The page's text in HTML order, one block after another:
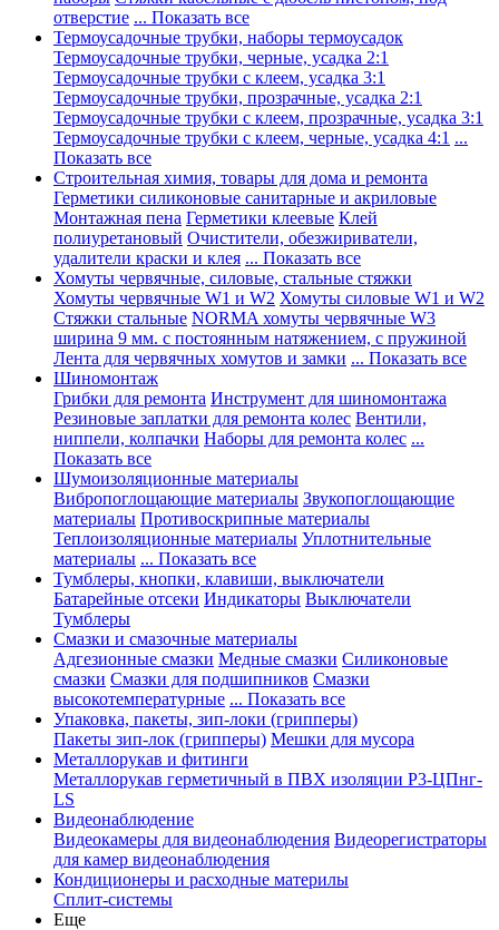
отверстие ... Показать все
Термоусадочные трубки, наборы термоусадок
Термоусадочные трубки, черные, усадка 2:1
Термоусадочные трубки с клеем, усадка 3:1
Термоусадочные трубки, прозрачные, усадка 2:1
Термоусадочные трубки с клеем, прозрачные, усадка 3:1
Термоусадочные трубки с клеем, черные, усадка 4:1 ...
Показать все
Строительная химия, товары для дома и ремонта
Герметики силиконовые санитарные и акриловые
Монтажная пена Герметики клеевые Клей
полиуретановый Очистители, обезжириватели,
удалители краски и клея ... Показать все
Хомуты червячные, силовые, стальные стяжки
Хомуты червячные W1 и W2 Хомуты силовые W1 и W2
Стяжки стальные NORMA хомуты червячные W3
ширина 9 мм. с постоянным натяжением, с пружиной
Лента для червячных хомутов и замки ... Показать все
Шиномонтаж
Грибки для ремонта Инструмент для шиномонтажа
Резиновые заплатки для ремонта колес Вентили,
ниппели, колпачки Наборы для ремонта колес ...
Показать все
Шумоизоляционные материалы
Вибропоглощающие материалы Звукопоглощающие
материалы Противоскрипные материалы
Теплоизоляционные материалы Уплотнительные
материалы ... Показать все
Тумблеры, кнопки, клавиши, выключатели
Батарейные отсеки Индикаторы Выключатели
Тумблеры
Смазки и смазочные материалы
Адгезионные смазки Медные смазки Силиконовые
смазки Смазки для подшипников Смазки
высокотемпературные ... Показать все
Упаковка, пакеты, зип-локи (грипперы)
Пакеты зип-лок (грипперы) Мешки для мусора
Металлорукав и фитинги
Металлорукав герметичный в ПВХ изоляции Р3-ЦПнг-
LS
Видеонаблюдение
Видеокамеры для видеонаблюдения Видеорегистраторы
для камер видеонаблюдения
Кондиционеры и расходные материлы
Сплит-системы
Еще